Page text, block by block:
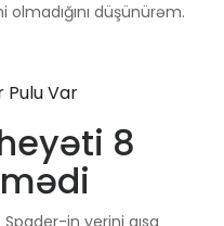
düşünürəm.
Pulu Var
8